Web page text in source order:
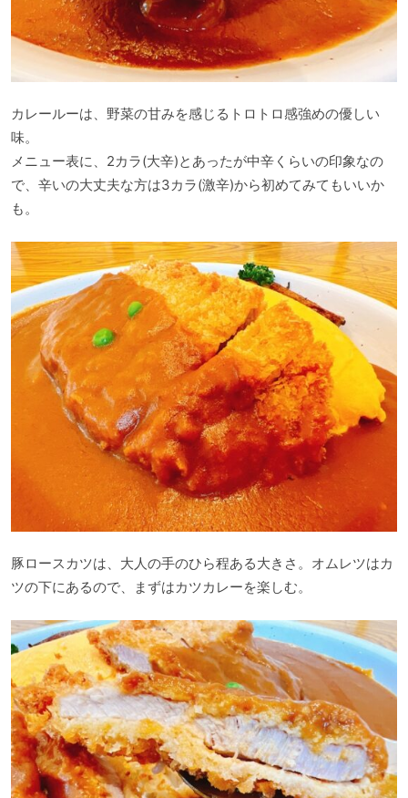
カレールーは、野菜の甘みを感じるトロトロ感強めの優しい
味。
メニュー表に、2カラ(大辛)とあったが中辛くらいの印象なの
で、辛いの大丈夫な方は3カラ(激辛)から初めてみてもいいか
も。
豚ロースカツは、大人の手のひら程ある大きさ。オムレツはカ
ツの下にあるので、まずはカツカレーを楽しむ。